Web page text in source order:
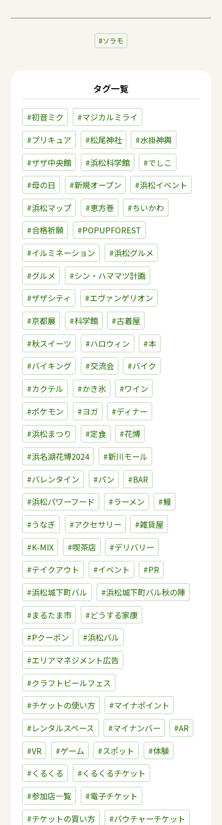
ソラモ
タグ一覧
#初音ミク
#マジカルミライ
#プリキュア
#松尾神社
#水掛神輿
#ザザ中央館
#浜松科学館
#でしこ
#母の日
#新規オープン
#浜松イベント
#浜松マップ
#恵方巻
#ちいかわ
#合格祈願
#POPUPFOREST
#イルミネーション
#浜松グルメ
#グルメ
#シン・ハママツ計画
#ザザシティ
#エヴァンゲリオン
#京都展
#科学館
#古着屋
#秋スイーツ
#ハロウィン
#本
#バイキング
#交流会
#バイク
#カクテル
#かき氷
#ワイン
#ポケモン
#ヨガ
#ディナー
#浜松まつり
#定食
#花博
#浜名湖花博2024
#新川モール
#バレンタイン
#パン
#BAR
#浜松パワーフード
#ラーメン
#鰻
#うなぎ
#アクセサリー
#雑貨屋
#K-MIX
#喫茶店
#デリバリー
#テイクアウト
#イベント
#PR
#浜松城下町バル
#浜松城下町バル秋の陣
#まるたま市
#どうする家康
#Pクーポン
#浜松バル
#エリアマネジメント広告
#クラフトビールフェス
#チケットの使い方
#マイナポイント
#レンタルスペース
#マイナンバー
#AR
#VR
#ゲーム #スポット
#体験
#くるくる
#くるくるチケット
#参加店一覧
#電子チケット
#チケットの買い方
#バウチャーチケット